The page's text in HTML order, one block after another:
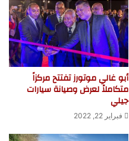
أبو غالي موتورز تفتتح مركزاً
متكاملاً لعرض وصيانة سيارات
جيلي
فبراير 22, 2022